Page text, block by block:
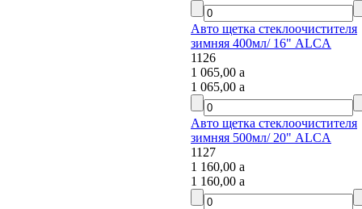
Авто щетка стеклоочистителя
зимняя 400мл/ 16" ALCA
1126
1 065,00a
1 065,00a
Авто щетка стеклоочистителя
зимняя 500мл/ 20" ALCA
1127
1 160,00a
1 160,00a